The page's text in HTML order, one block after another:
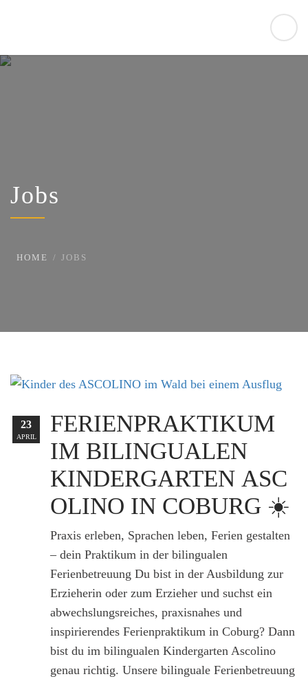
Jobs
HOME JOBS
FERIENPRAKTIKUM
IM BILINGUALEN
KINDERGARTEN ASC
OLINO IN COBURG ☀️
Praxis erleben, Sprachen leben, Ferien gestalten
– dein Praktikum in der bilingualen
Ferienbetreuung Du bist in der Ausbildung zur
Erzieherin oder zum Erzieher und suchst ein
abwechslungsreiches, praxisnahes und
inspirierendes Ferienpraktikum in Coburg? Dann
bist du im bilingualen Kindergarten Ascolino
genau richtig. Unsere bilinguale Ferienbetreuung
23
APRIL